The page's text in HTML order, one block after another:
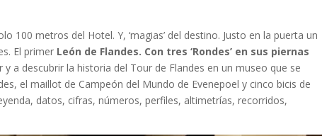
100 metros del Hotel. Y, ‘magias’ del destino. Justo en la puerta un
El primer León de Flandes. Con tres ‘Rondes’ en sus piernas
a descubrir la historia del Tour de Flandes en un museo que se
el maillot de Campeón del Mundo de Evenepoel y cinco bicis de
datos, cifras, números, perfiles, altimetrías, recorridos,